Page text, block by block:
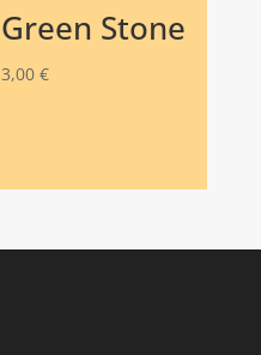
Green Stone
3,00 €